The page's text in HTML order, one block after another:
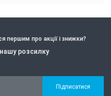
першим про акції і знижки?
розсилку
Підписатися